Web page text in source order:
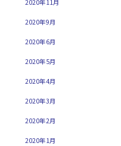
2020年11月
2020年9月
2020年6月
2020年5月
2020年4月
2020年3月
2020年2月
2020年1月